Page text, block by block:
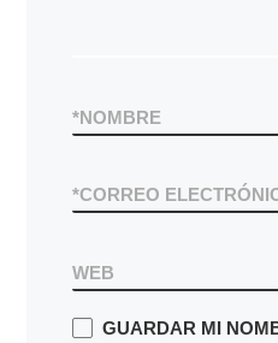
NOMBRE
*
CORREO
*
WEB
GUARDAR MI